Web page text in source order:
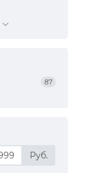
87
Руб.